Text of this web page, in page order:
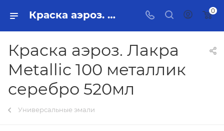
Краска аэроз. Лакра Metallic 100 металлик серебро 520мл Тольятти - купить в интернет-магазине, каталог с ценами и характеристиками 0
Краска аэроз. Лакра
Metallic 100 металлик
серебро 520мл
Универсальные эмали